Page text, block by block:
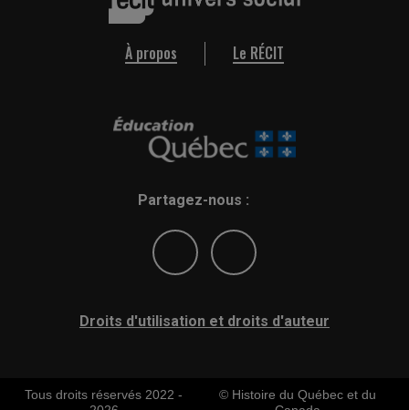
À propos Le RÉCIT
Partagez-nous :
Droits d'utilisation et droits d'auteur
Tous droits réservés 2022 -
© Histoire du Québec et du